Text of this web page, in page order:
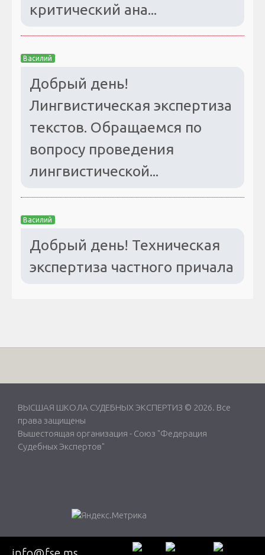
критический ана...
Василий
Добрый день!
Лингвистическая экспертиза
текстов. Обращаемся по
вопросу проведения
лингвистической...
Василий
Добрый день! Техническая
экспертиза частного причала
ВЫСШАЯ ШКОЛА СУДЕБНЫХ ЭКСПЕРТИЗ © 2026. Все
права защищены
Вышестоящая организация - Союз "Федерация
Судебных Экспертов"